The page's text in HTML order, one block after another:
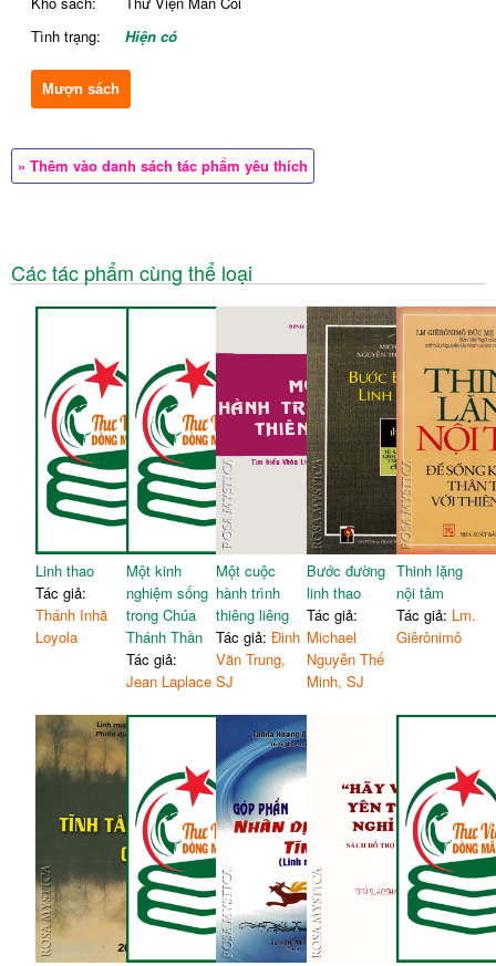
Tình trạng:
Hiện có
Mượn sách
» Thêm vào danh sách tác phẩm yêu thích
Các tác phẩm cùng thể loại
Linh thao
Tác giả:
Thánh Inhã
Loyola
Một kinh
nghiệm sống
trong Chúa
Thánh Thần
Tác giả:
Jean Laplace
Một cuộc
hành trình
thiêng liêng
Tác giả:Đinh
Văn Trung,
SJ
Bước đường
linh thao
Tác giả:
Michael
Nguyễn Thế
Minh, SJ
Thinh lặng
nội tâm
Tác giả: Lm.
Giêrônimô